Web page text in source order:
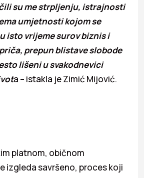
su me strpljenju, istrajnosti
umjetnosti kojom se
isto vrijeme surov biznis i
prepun blistave slobode
lišeni u svakodnevici
a – istakla je Zimić Mijović.
platnom, običnom
izgleda savršeno, proces koji